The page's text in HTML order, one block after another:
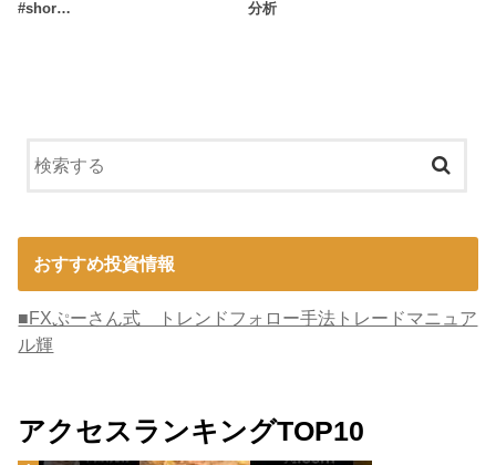
#shor…
分析
おすすめ投資情報
■FXぷーさん式 トレンドフォロー手法トレードマニュア
ル輝
アクセスランキングTOP10